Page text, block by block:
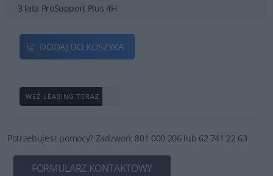
3 lata ProSupport Plus 4H
DODAJ DO KOSZYKA
WEŹ LEASING TERAZ
Potrzebujesz pomocy? Zadzwoń: 801 000 206 lub 62 741 22 63
FORMULARZ KONTAKTOWY